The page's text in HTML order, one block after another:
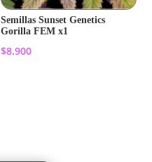
Semillas Sunset Genetics
Gorilla FEM x1
$8.900